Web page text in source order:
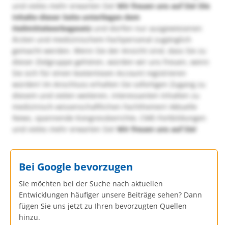
und vieles mehr erwarten Sie!Wir freuen uns auf Sie! Die
Inhalte dieser Seite unterliegen dem
Heilmittelwerbegesetzund dürfen nur ausgewiesenen
Ärzten und medizinischem Fachpersonal zugänglich
gemacht werden. Wenn Sie der Ansicht sind, dass Sie zu
dieser Zielgruppe gehören, würden wir uns freuen, wenn
Sie sich für einen kostenlosen Account registrieren
würden! Im Anschluss erhalten Sie sofortigen Zugang zu
diesem und vielen weiteren, interessanten Inhalten zu
medizinisch-wissenschaftlichen Fachthemen! Aktuelle
News, spannende Kongressberichte, CME-Fortbildungen
und vieles mehr erwarten Sie!Wir freuen uns auf Sie!
Bei Google bevorzugen
Sie möchten bei der Suche nach aktuellen
Entwicklungen häufiger unsere Beiträge sehen? Dann
fügen Sie uns jetzt zu Ihren bevorzugten Quellen
hinzu.